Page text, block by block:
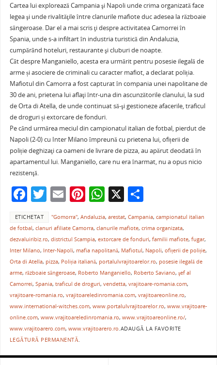
Cartea lui explorează Campania şi Napoli unde crima organizată face
legea şi unde rivalităţile între clanurile mafiote duc adesea la războaie
sângeroase. Dar el a mai scris ţi despre activitatea Camorrei în
Spania, unde s-a infiltart în industria turistică din Andaluzia,
cumpărând hoteluri, restaurante şi cluburi de noapte.
Cât despre Manganiello, acesta era urmărit pentru posesie ilegală de
arme și asociere de criminali cu caracter mafiot, a declarat poliția.
Mafiotul din Camorra a fost capturat în compania unei napolitane de
30 de ani, prietena lui aflaţi într-una din ascunzătorile clanului, la sud
de Orta di Atella, de unde continuat să-şi gestioneze afacerile, traficul
de droguri și extorcare de fonduri.
Pe când urmărea meciul din campionatul italian de fotbal, pierdut de
Napoli (2-0) cu Inter Milano împreună cu prietena lui, ofițerii de
poliție deghizaţi ca oameni de livrare de pizza, au apărut deodată în
apartamentul lui. Manganiello, care nu era înarmat, nu a opus nicio
rezistenţă.
F
a
c
e
b
o
o
k
T
w
itt
er
E
m
ai
l
Pi
nt
er
e
st
W
at
s
A
p
p
X P
ar
ta
je
a
ză
ETICHETAT "Gomorra",Andaluzia,arestat,Campania,campionatul italian
de fotbal, clanuri afiliate Camorra, clanurile mafiote, crima organizata,
dezvaluiribiz.ro, districtul Scampia, extorcare de fonduri, familii mafiote, fugar,
Inter Milano, Inter-Napoli, mafia napolitană, Mafiotul, Napoli, ofițerii de poliție,
Orta di Atella, pizza, Poliția italiană, portalulvrajitoarelor.ro, posesie ilegală de
arme, războaie sângeroase, Roberto Manganiello, Roberto Saviano, şef al
Camorrei, Spania, traficul de droguri, vendetta, vrajitoare-romania.com,
vrajitoare-romania.ro, vrajitoareledinromania.com, vrajitoareonline.ro,
www.international-witches.com, www.portalulvrajitoarelor.ro, www.vrajitoare-
online.com, www.vrajitoareledinromania.ro, www.vrajitoareonline.ro/,
www.vrajitoarero.com, www.vrajitoarero.ro.ADAUGĂ LA FAVORITE
LEGĂTURĂ PERMANENTĂ.